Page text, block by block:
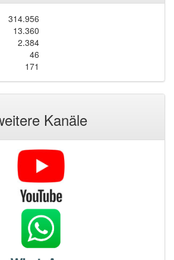
314.956
13.360
2.384
46
171
Kanäle